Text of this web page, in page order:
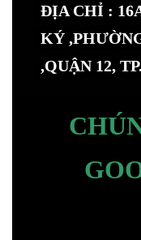
ĐỊA CHỈ :
KÝ
,QUẬN 12,